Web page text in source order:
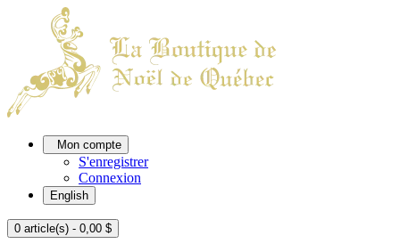
Mon compte
S'enregistrer
Connexion
English
0 article(s) - 0,00 $